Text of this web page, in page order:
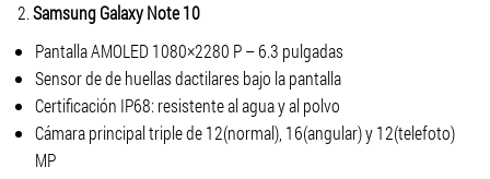
2.Samsung Galaxy Note 10
Pantalla AMOLED 1080×2280 P – 6.3 pulgadas
Sensor de de huellas dactilares bajo la pantalla
Certificación IP68: resistente al agua y al polvo
Cámara principal triple de 12(normal), 16(angular) y 12(telefoto)
MP